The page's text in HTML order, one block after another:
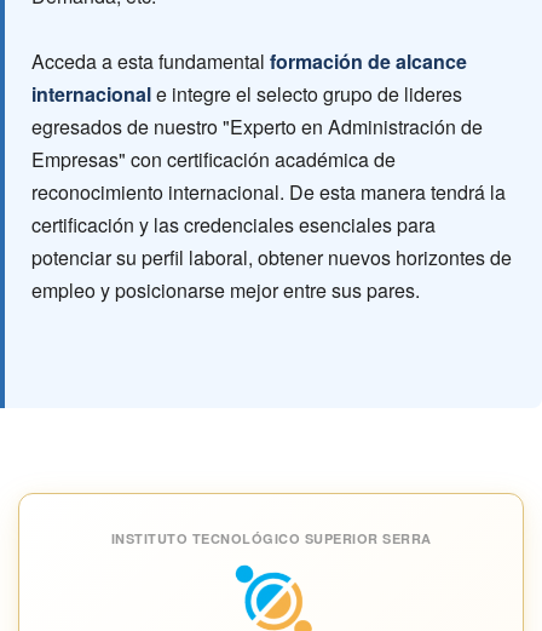
Acceda a esta fundamental formación de alcance
internacionale integre el selecto grupo de lideres
egresados de nuestro "Experto en Administración de
Empresas" con certificación académica de
reconocimiento internacional. De esta manera tendrá la
certificación y las credenciales esenciales para
potenciar su perfil laboral, obtener nuevos horizontes de
empleo y posicionarse mejor entre sus pares.
INSTITUTO TECNOLÓGICO SUPERIOR SERRA